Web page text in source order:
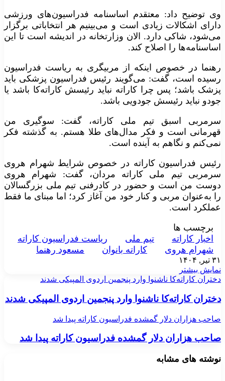
وی توضیح داد: معتقدم اساسنامه فدراسیون‌های ورزشی
دارای اشکالات زیادی است و می‌بینیم هر انتخاباتی برگزار
می‌شود، شاکی دارد. الان وزارتخانه در اندیشه است تا این
اساسنامه‌ها را اصلاح کند.
رهنما در خصوص اینکه از مربیگری به ریاست فدراسیون
رسیده است، گفت: می‌گویند رئیس فدراسیون پزشکی باید
پزشک باشد؛ پس چرا کاراته نباید رئیسش کاراته‌کا باشد یا
جودو نباید رئیسش جودویی باشد.
سرمربی اسبق تیم ملی کاراته، گفت: سوگیری من
قهرمانی است و فکر مدال‌های طلا هستم. به گذشته فکر
نمی‌کنم و نگاهم به آینده است.
رئیس فدراسیون کاراته در خصوص شرایط شهرام هروی
سرمربی تیم ملی کاراته مردان، گفت: شهرام هروی
دوست من است و حضور در کادرفنی تیم ملی بزرگسالان
را به‌عنوان مربی و کنار خود من آغاز کرد؛ اما مبنای ما فقط
عملکرد است.
برچسب ها
اخبار کاراته
تیم ملی
ریاست فدراسیون کاراته
شهرام هروی
کاراته بانوان مسعود رهنما
۳۱ تیر, ۱۴۰۴
نمایش بیشتر
دختران کاراته‌کا ناشنوا وارد پنجمین اردوی المپیکی شدند
دختران کاراته‌کا ناشنوا وارد پنجمین اردوی المپیکی شدند
صاحب هزاران دلار گمشده فدراسیون کاراته پیدا شد
صاحب هزاران دلار گمشده فدراسیون کاراته پیدا شد
نوشته های مشابه